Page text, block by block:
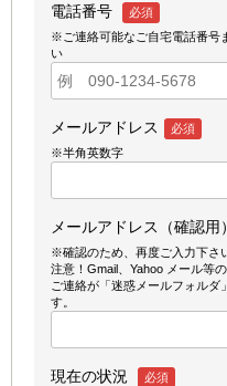
電話番号
必須
※ご連絡可能なご自宅電話番号
い
メールアドレス
必須
※半角英数字
メールアドレス（確認用
※確認のため、再度ご入力下さ
注意！Gmail、Yahoo メール等
ご連絡が「迷惑メールフォルダ
す。
現在の状況 必須